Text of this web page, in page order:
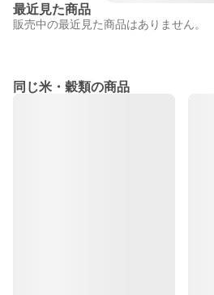
最近見た商品
販売中の最近見た商品はありません。
同じ米・穀類の商品